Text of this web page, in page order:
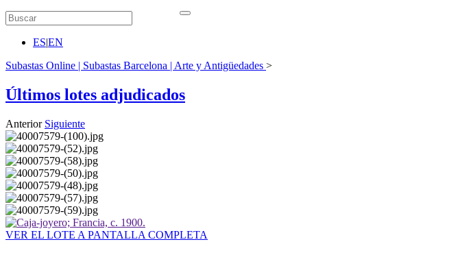
ES|EN
Subastas Online | Subastas Barcelona | Arte y Antigüedades >
Últimos lotes adjudicados
Anterior Siguiente
VER EL LOTE A PANTALLA COMPLETA